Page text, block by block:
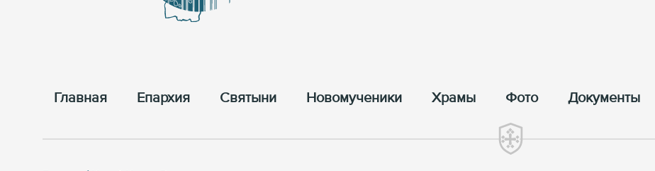
Главная Епархия Cвятыни Новомученики Храмы Фото Документы